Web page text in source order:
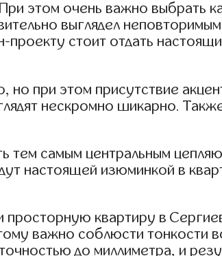
этом очень важно выбрать
выглядел
проекту стоит отдать
но при этом присутствие
нескромно шикарно.
тем самым центральным
настоящей изюминкой в
квартиру в
важно соблюсти тонкости
до миллиметра, и